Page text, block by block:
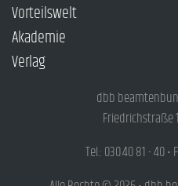
Vorteilswelt
Akademie
Verlag
dbb
Friedrichstraße
Tel.: 030.40 81 - 40 •